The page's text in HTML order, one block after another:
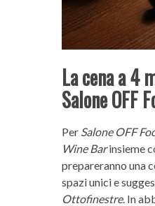
La cena a 4
Salone OFF
Per Salone OFF
Wine Barinsieme
prepareranno una
spazi unici e
Ottofinestre. In